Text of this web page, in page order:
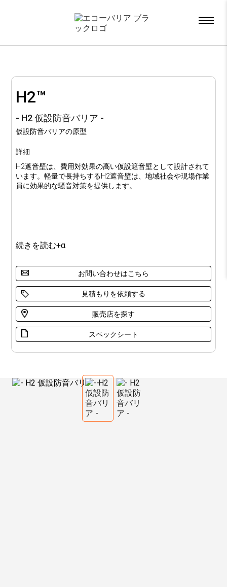
H2™
- H2 仮設防音バリア -
仮設防音バリアの原型
詳細
H2遮音壁は、費用対効果の高い仮設遮音壁として設計されて
います。軽量で長持ちするH2遮音壁は、地域社会や現場作業
員に効果的な騒音対策を提供します。
続きを読む+α
お問い合わせはこちら
見積もりを依頼する
販売店を探す
スペックシート